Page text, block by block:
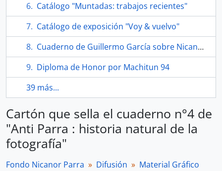
Catálogo "Muntadas: trabajos recientes"
Catálogo de exposición "Voy & vuelvo"
Cuaderno de Guillermo García sobre Nicanor Parra
Diploma de Honor por Machitun 94
39 más...
Cartón que sella el cuaderno n°4 de
"Anti Parra : historia natural de la
fotografía"
Fondo Nicanor Parra Difusión
Material Gráfico